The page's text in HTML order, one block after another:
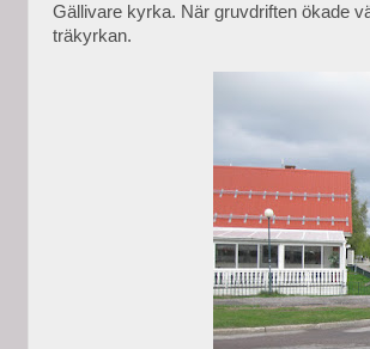
Gällivare kyrka. När gruvdriften ökade
träkyrkan.